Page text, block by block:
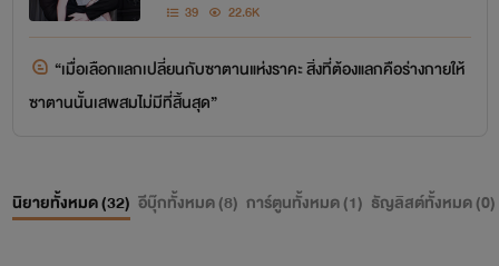
39 22.6K
“เมื่อเลือกแลกเปลี่ยนกับซาตานแห่งราคะ สิ่งที่ต้องแลกคือร่างกายให้
ซาตานนั้นเสพสมไม่มีที่สิ้นสุด”
นิยายทั้งหมด (32) อีบุ๊กทั้งหมด (8) การ์ตูนทั้งหมด (1) ธัญลิสต์ทั้งหมด (0)